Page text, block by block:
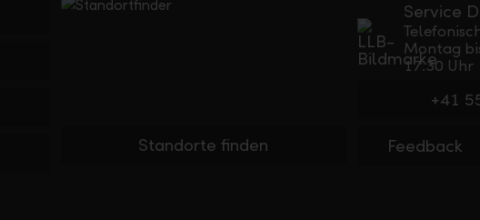
Service
Montag
17.30 Uhr
+41
Feedback
Standorte finden